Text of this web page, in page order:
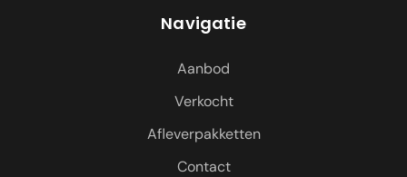
Navigatie
Aanbod
Verkocht
Afleverpakketten
Contact